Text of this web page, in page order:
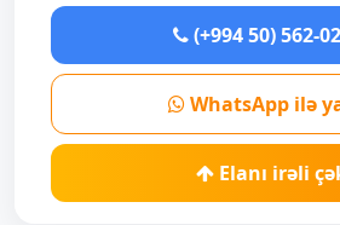
(+994 50) 562-
WhatsApp ilə
Elanı irəli